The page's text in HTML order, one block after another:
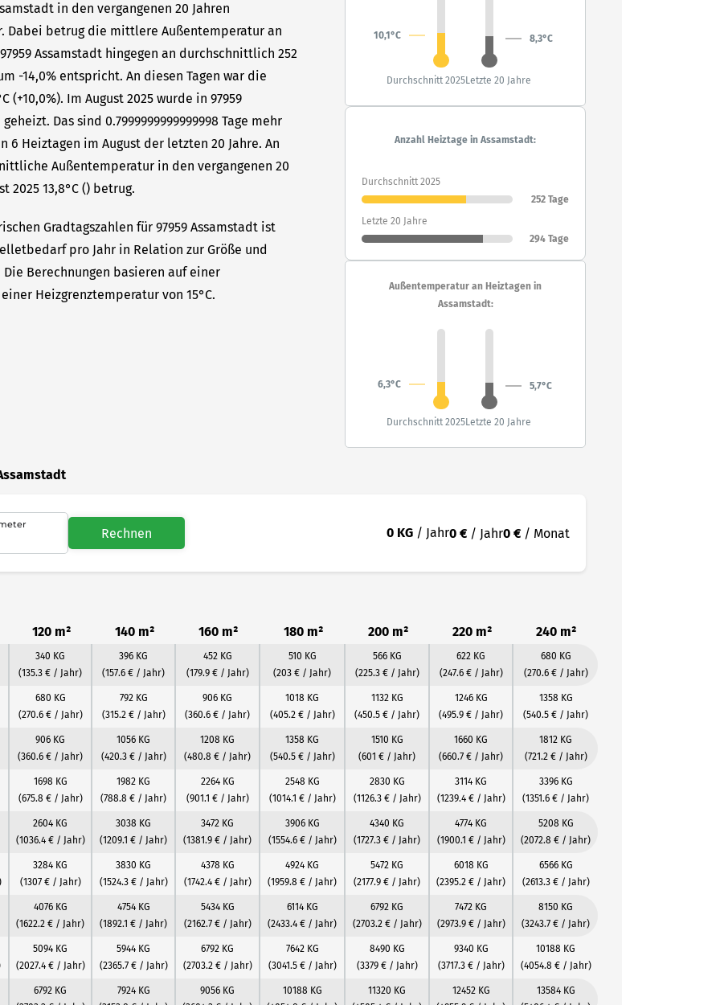
in den vergangenen 20 Jahren
Dabei betrug die mittlere Außentemperatur an
Assamstadt hingegen an durchschnittlich 252
-14,0% entspricht. An diesen Tagen war die
Im August 2025 wurde in 97959
Das sind 0.7999999999999998 Tage mehr
6 Heiztagen im August der letzten 20 Jahre. An
Außentemperatur in den vergangenen 20
2025 13,8°C () betrug.
Gradtagszahlen für 97959 Assamstadt ist
pro Jahr in Relation zur Größe und
Berechnungen basieren auf einer
Heizgrenztemperatur von 15°C.
10,1°C 8,3°C
Durchschnitt 2025Letzte 20 Jahre
Anzahl Heiztage in Assamstadt:
Durchschnitt 2025
252 Tage
Letzte 20 Jahre
294 Tage
Außentemperatur an Heiztagen in
Assamstadt:
6,3°C 5,7°C
Durchschnitt 2025Letzte 20 Jahre
Rechnen 0 KG / Jahr0 € / Jahr0 € / Monat
120 m² 140 m² 160 m² 180 m² 200 m² 220 m² 240 m²
340 KG
(135.3 € / Jahr)
396 KG
(157.6 € / Jahr)
452 KG
(179.9 € / Jahr)
510 KG
(203 € / Jahr)
566 KG
(225.3 € / Jahr)
622 KG
(247.6 € / Jahr)
680 KG
(270.6 € / Jahr)
680 KG
(270.6 € / Jahr)
792 KG
(315.2 € / Jahr)
906 KG
(360.6 € / Jahr)
1018 KG
(405.2 € / Jahr)
1132 KG
(450.5 € / Jahr)
1246 KG
(495.9 € / Jahr)
1358 KG
(540.5 € / Jahr)
906 KG
(360.6 € / Jahr)
1056 KG
(420.3 € / Jahr)
1208 KG
(480.8 € / Jahr)
1358 KG
(540.5 € / Jahr)
1510 KG
(601 € / Jahr)
1660 KG
(660.7 € / Jahr)
1812 KG
(721.2 € / Jahr)
1698 KG
(675.8 € / Jahr)
1982 KG
(788.8 € / Jahr)
2264 KG
(901.1 € / Jahr)
2548 KG
(1014.1 € / Jahr)
2830 KG
(1126.3 € / Jahr)
3114 KG
(1239.4 € / Jahr)
3396 KG
(1351.6 € / Jahr)
2604 KG
(1036.4 € / Jahr)
3038 KG
(1209.1 € / Jahr)
3472 KG
(1381.9 € / Jahr)
3906 KG
(1554.6 € / Jahr)
4340 KG
(1727.3 € / Jahr)
4774 KG
(1900.1 € / Jahr)
5208 KG
(2072.8 € / Jahr)
3284 KG
(1307 € / Jahr)
3830 KG
(1524.3 € / Jahr)
4378 KG
(1742.4 € / Jahr)
4924 KG
(1959.8 € / Jahr)
5472 KG
(2177.9 € / Jahr)
6018 KG
(2395.2 € / Jahr)
6566 KG
(2613.3 € / Jahr)
4076 KG
(1622.2 € / Jahr)
4754 KG
(1892.1 € / Jahr)
5434 KG
(2162.7 € / Jahr)
6114 KG
(2433.4 € / Jahr)
6792 KG
(2703.2 € / Jahr)
7472 KG
(2973.9 € / Jahr)
8150 KG
(3243.7 € / Jahr)
5094 KG
(2027.4 € / Jahr)
5944 KG
(2365.7 € / Jahr)
6792 KG
(2703.2 € / Jahr)
7642 KG
(3041.5 € / Jahr)
8490 KG
(3379 € / Jahr)
9340 KG
(3717.3 € / Jahr)
10188 KG
(4054.8 € / Jahr)
6792 KG
7924 KG
9056 KG
10188 KG
11320 KG
12452 KG
13584 KG